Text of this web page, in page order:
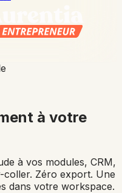
à votre
à vos modules, CRM,
coller. Zéro export. Une
dans votre workspace.